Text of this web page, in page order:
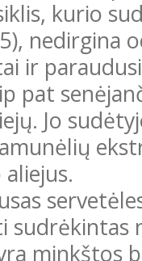
kurio
nedirgina
ir
pat
Jo
minkštos